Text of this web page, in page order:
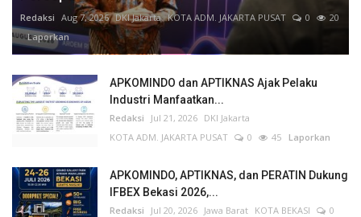
Redaksi Aug 7, 2026 DKI Jakarta KOTA ADM. JAKARTA PUSAT 0
20
Laporkan
APKOMINDO dan APTIKNAS Ajak Pelaku
Industri Manfaatkan...
Redaksi Jul 21, 2026 DKI Jakarta
KOTA ADM. JAKARTA PUSAT
0 45 Laporkan
APKOMINDO, APTIKNAS, dan PERATIN Dukung
IFBEX Bekasi 2026,...
Redaksi Jul 20, 2026 Jawa Barat KOTA BEKASI
0